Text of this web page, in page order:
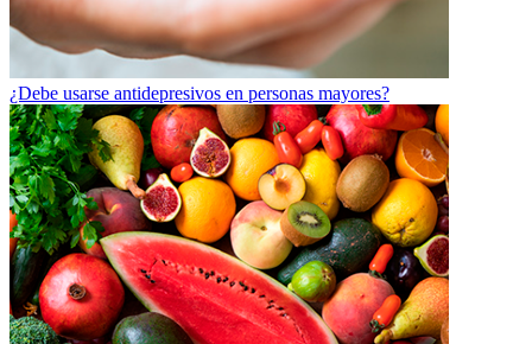
¿Debe usarse antidepresivos en personas mayores?